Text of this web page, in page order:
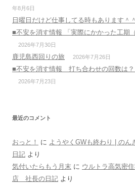
年8月6日
日曜日だけど仕事してる時もあります＾
■不安を消す情報 「実際にかかった工期
2026年7月30日
鹿児島西回りの旅 2026年7月26日
■不安を消す情報 打ち合わせの回数は
2026年7月23日
最近のコメント
おっと！ に ようやくGWも終わり | の
日記 より
気付いたらもう月末 に ウルトラ高気密
店 社長の日記 より